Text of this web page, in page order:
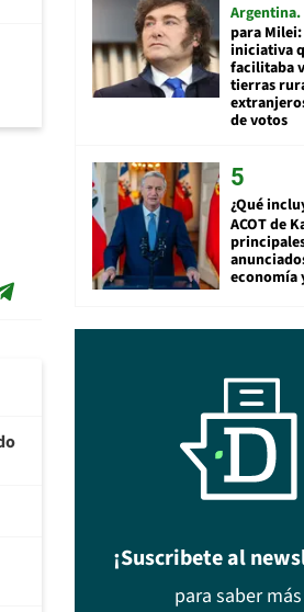
Argentina
para
iniciativa
facilitaba
tierras
de votos
¿Qué
ACOT de
economía
¡Suscribete al
para saber más